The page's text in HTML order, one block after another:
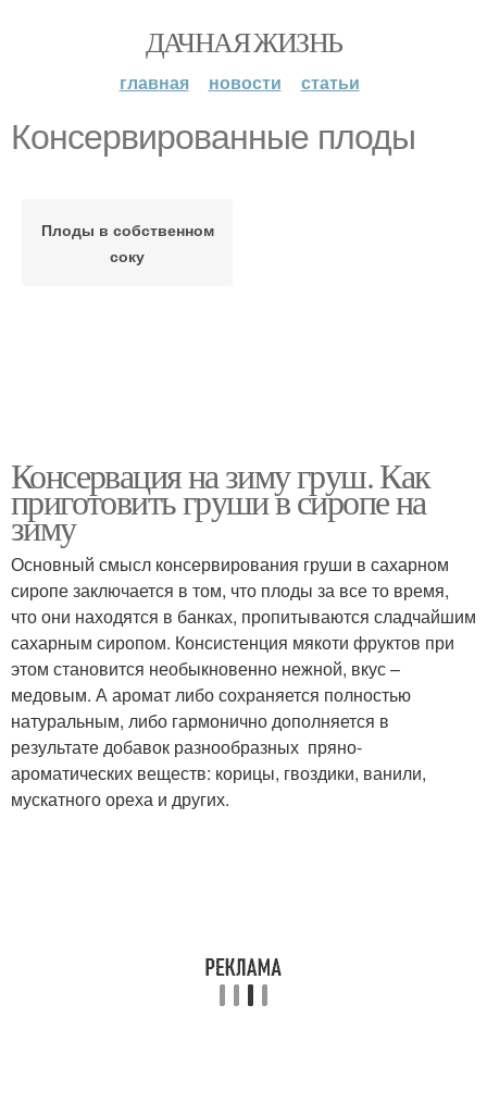
ДАЧНАЯ ЖИЗНЬ
главная новости статьи
Консервированные плоды
Плоды в собственном
соку
Консервация на зиму груш. Как
приготовить груши в сиропе на
зиму
Основный смысл консервирования груши в сахарном
сиропе заключается в том, что плоды за все то время,
что они находятся в банках, пропитываются сладчайшим
сахарным сиропом. Консистенция мякоти фруктов при
этом становится необыкновенно нежной, вкус –
медовым. А аромат либо сохраняется полностью
натуральным, либо гармонично дополняется в
результате добавок разнообразных пряно-
ароматических веществ: корицы, гвоздики, ванили,
мускатного ореха и других.